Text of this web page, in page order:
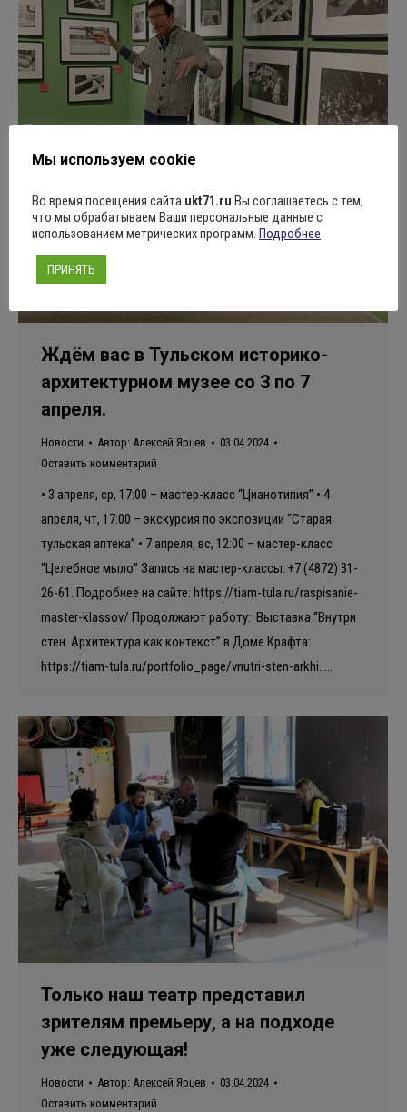
Ждём вас в Тульском историко-
архитектурном музее со 3 по 7
апреля.
Новости Автор: Алексей Ярцев
03.04.2024
Оставить комментарий
• 3 апреля, ср, 17:00 – мастер-класс “Цианотипия” • 4
апреля, чт, 17:00 – экскурсия по экспозиции “Старая
тульская аптека” • 7 апреля, вс, 12:00 – мастер-класс
“Целебное мыло” Запись на мастер-классы: +7 (4872) 31-
26-61. Подробнее на сайте: https://tiam-tula.ru/raspisanie-
master-klassov/ Продолжают работу: Выставка “Внутри
стен. Архитектура как контекст” в Доме Крафта:
https://tiam-tula.ru/portfolio_page/vnutri-sten-arkhi..…
Только наш театр представил
зрителям премьеру, а на подходе
уже следующая!
Новости Автор: Алексей Ярцев
03.04.2024
Оставить комментарий
Мы используем cookie
Во время посещения сайта ukt71.ru Вы соглашаетесь с тем,
что мы обрабатываем Ваши персональные данные с
использованием метрических программ. Подробнее
ПРИНЯТЬ